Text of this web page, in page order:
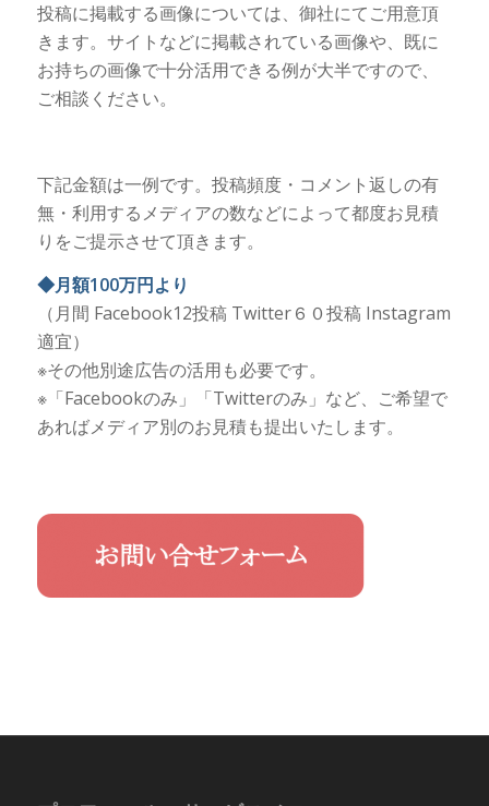
投稿に掲載する画像については、御社にてご用意頂
きます。サイトなどに掲載されている画像や、既に
お持ちの画像で十分活用できる例が大半ですので、
ご相談ください。
下記金額は一例です。投稿頻度・コメント返しの有
無・利用するメディアの数などによって都度お見積
りをご提示させて頂きます。
◆月額100万円より
（月間 Facebook12投稿 Twitter６０投稿 Instagram
適宜）
※その他別途広告の活用も必要です。
※「Facebookのみ」「Twitterのみ」など、ご希望で
あればメディア別のお見積も提出いたします。